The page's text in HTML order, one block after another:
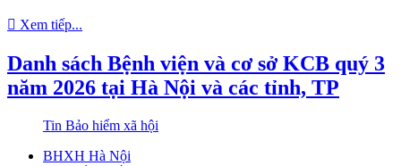
Xem tiếp...
Danh sách Bệnh viện và cơ sở KCB quý 3
năm 2026 tại Hà Nội và các tỉnh, TP
Tin Bảo hiểm xã hội
BHXH Hà Nội